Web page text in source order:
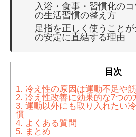
入浴・食事・習慣化の
の生活習慣の整え方
足指を正しく使うこと
の安定に直結する理由
目次
1. 冷え性の原因は運動不足や
2. 冷え性改善に効果的な7つの
3. 運動以外にも取り入れたい
慣
4. よくある質問
5. まとめ